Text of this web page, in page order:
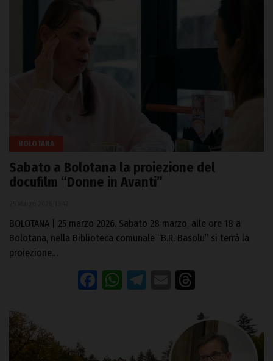
BOLOTANA
Sabato a Bolotana la proiezione del
docufilm “Donne in Avanti”
BOLOTANA | 25 marzo 2026. Sabato 28 marzo, alle ore 18 a
Bolotana, nella Biblioteca comunale “B.R. Basolu” si terrà la
proiezione…
Facebook
WhatsApp
Telegram
Email